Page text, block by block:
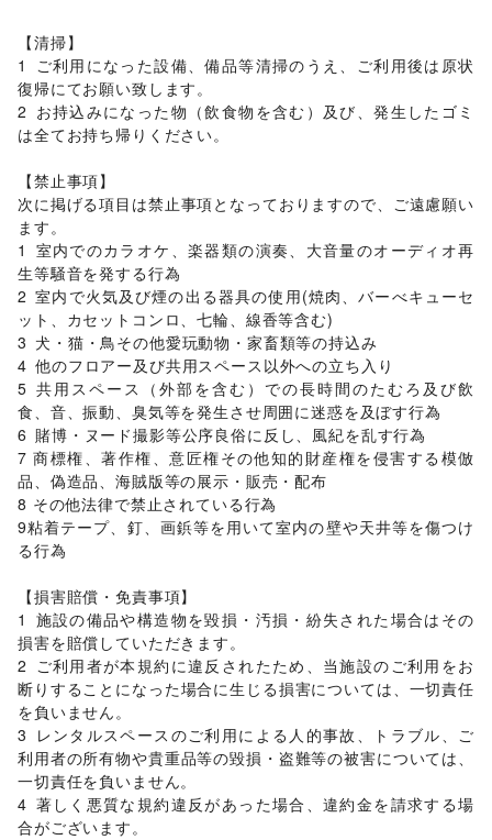
イベント企画・運営
その他活動・個人
その他活動・個人
【清掃】
1	ご利用になった設備、備品等清掃のうえ、ご利用後は原状
復帰にてお願い致します。
2	お持込みになった物（飲食物を含む）及び、発生したゴミ
は全てお持ち帰りください。
【禁止事項】
次に掲げる項目は禁止事項となっておりますので、ご遠慮願い
ます。
1	室内でのカラオケ、楽器類の演奏、大音量のオーディオ再
生等騒音を発する行為
2	室内で火気及び煙の出る器具の使用(焼肉、バーべキューセ
ット、カセットコンロ、七輪、線香等含む)
3	犬・猫・鳥その他愛玩動物・家畜類等の持込み
4	他のフロアー及び共用スペース以外への立ち入り
5	共用スペース（外部を含む）での長時間のたむろ及び飲
食、音、振動、臭気等を発生させ周囲に迷惑を及ぼす行為
6	賭博・ヌード撮影等公序良俗に反し、風紀を乱す行為
7 商標権、著作権、意匠権その他知的財産権を侵害する模倣
品、偽造品、海賊版等の展示・販売・配布
8 その他法律で禁止されている行為
9粘着テープ、釘、画鋲等を用いて室内の壁や天井等を傷つけ
る行為
【損害賠償・免責事項】
1	施設の備品や構造物を毀損・汚損・紛失された場合はその
損害を賠償していただきます。
2	ご利用者が本規約に違反されたため、当施設のご利用をお
断りすることになった場合に生じる損害については、一切責任
を負いません。
3	レンタルスペースのご利用による人的事故、トラブル、ご
利用者の所有物や貴重品等の毀損・盗難等の被害については、
一切責任を負いません。
4	著しく悪質な規約違反があった場合、違約金を請求する場
合がございます。